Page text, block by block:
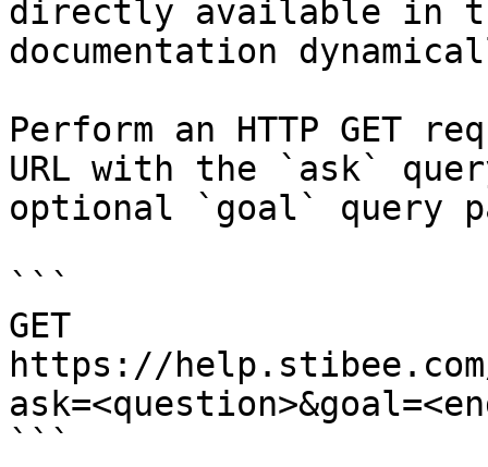
directly available in
documentation
Perform an HTTP GET
URL with the `ask`
optional `goal` query
```
GET
https://
```